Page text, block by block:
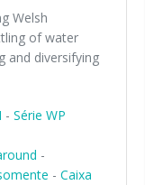
Welsh
of water
and diversifying
- Série WP
-
- Caixa